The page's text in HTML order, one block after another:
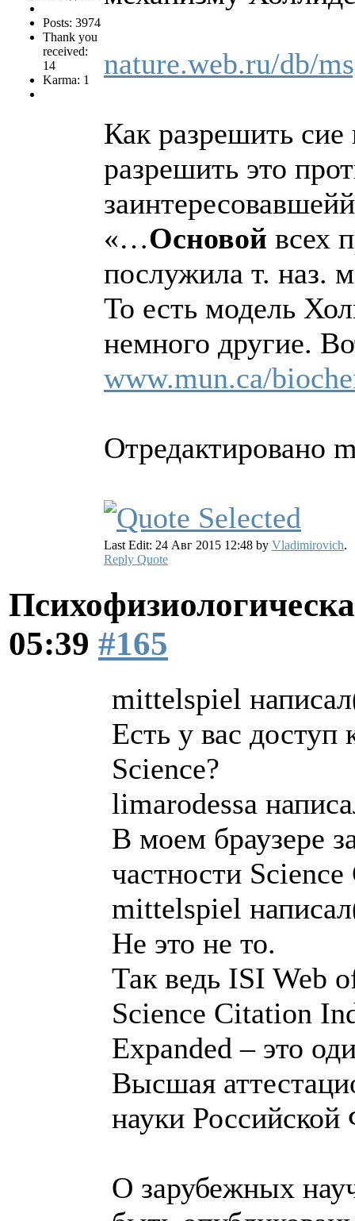
Posts: 3974
Thank you
received:
14
Karma: 1
nature.web.ru/db/
Как разрешить сие
разрешить это
«…Основой всех
послужила т. наз.
То есть модель
немного другие.
www.mun.ca/
Отредактировано
Last Edit: 24 Авг 2015 12:48 by Vladimirovich.
Reply Quote
05:39 #165
mittelspiel
Есть у вас
Science?
limarodessa
В моем браузере
частности
mittelspiel
Не это не то.
Так ведь ISI Web
Science Citation
Expanded – это
Высшая
науки
О зарубежных